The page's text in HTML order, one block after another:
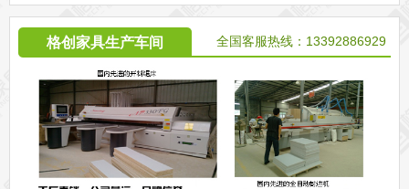
格创家具生产车间 全国客服热线：13392886929